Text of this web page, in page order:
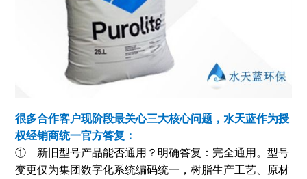
很多合作客户现阶段最关心三大核心问题，水天蓝作为授
权经销商统一官方答复：
① 新旧型号产品能否通用？明确答复：完全通用。型号
变更仅为集团数字化系统编码统一，树脂生产工艺、原材